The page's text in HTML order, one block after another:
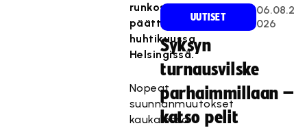
runkosarjan
päätteeksi
huhtikuussa
Helsingissä.
Nopeat
suunnanmuutokset
kaukalossa
UUTISET
06.08.2
026
Syksyn
turnausvilske
parhaimmillaan –
katso pelit